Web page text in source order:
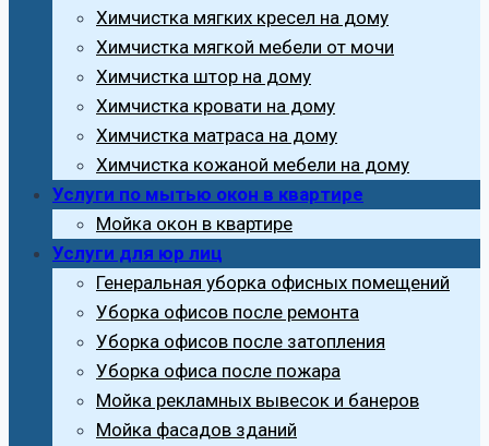
Химчистка мягких кресел на дому
Химчистка мягкой мебели от мочи
Химчистка штор на дому
Химчистка кровати на дому
Химчистка матраса на дому
Химчистка кожаной мебели на дому
Услуги по мытью окон в квартире
Мойка окон в квартире
Услуги для юр лиц
Генеральная уборка офисных помещений
Уборка офисов после ремонта
Уборка офисов после затопления
Уборка офиса после пожара
Мойка рекламных вывесок и банеров
Мойка фасадов зданий